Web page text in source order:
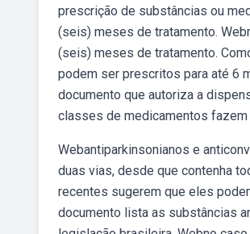
prescrição de substâncias ou
(seis) meses de tratamento.
(seis) meses de tratamento.
podem ser prescritos para até 6
documento que autoriza a
classes de medicamentos fazem
Webantiparkinsonianos e
duas vias, desde que contenha
recentes sugerem que eles
documento lista as substâncias